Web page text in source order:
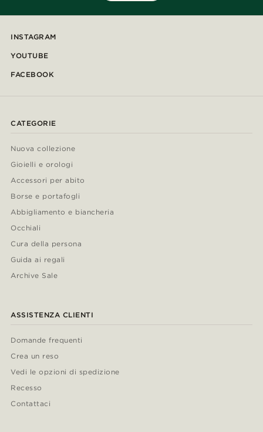
INSTAGRAM
YOUTUBE
FACEBOOK
CATEGORIE
Nuova collezione
Gioielli e orologi
Accessori per abito
Borse e portafogli
Abbigliamento e biancheria
Occhiali
Cura della persona
Guida ai regali
Archive Sale
ASSISTENZA CLIENTI
Domande frequenti
Crea un reso
Vedi le opzioni di spedizione
Recesso
Contattaci